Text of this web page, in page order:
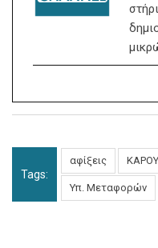
Tags:
αφίξεις
Υπ. Μεταφορών